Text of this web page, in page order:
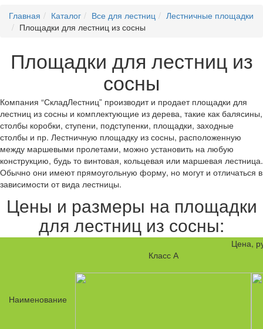
Главная
Каталог Все для лестниц
Лестничные площадки
Площадки для лестниц из сосны
Площадки для лестниц из
сосны
Компания “СкладЛестниц” производит и продает площадки для
лестниц из сосны и комплектующие из дерева, такие как балясины,
столбы коробки, ступени, подступенки, площадки, заходные
столбы и пр. Лестничную площадку из сосны, расположенную
между маршевыми пролетами, можно установить на любую
конструкцию, будь то винтовая, кольцевая или маршевая лестница.
Обычно они имеют прямоугольную форму, но могут и отличаться в
зависимости от вида лестницы.
Цены и размеры на площадки
для лестниц из сосны:
Наименование
Цена,
Класс А